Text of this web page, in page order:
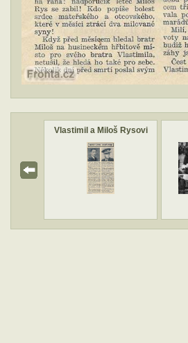
Vlastimil a Miloš Rysovi